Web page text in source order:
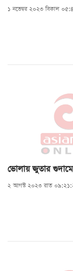
১ নভেম্বর ২০২৩ বিকাল
ভোলায় জুতার
২ আগস্ট ২০২৩ রাত